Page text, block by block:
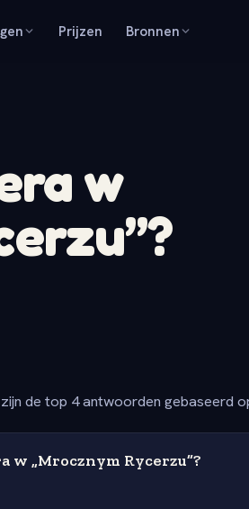
Prijzen Bronnen
w
de top 4 antwoorden gebaseerd
w „Mrocznym Rycerzu”?